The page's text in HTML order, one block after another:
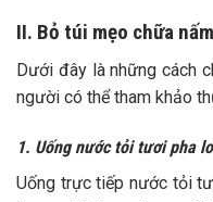
II. Bỏ túi mẹo chữa
Dưới đây là những cách
người có thể tham khảo
1. Uống nước tỏi tươi pha
Uống trực tiếp nước tỏi